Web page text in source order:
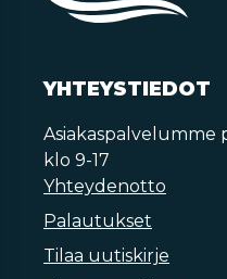
YHTEYSTIEDOT
Asiakaspalvelumme
klo 9-17
Yhteydenotto
Palautukset
Tilaa uutiskirje